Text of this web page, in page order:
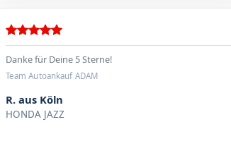
Danke für Deine 5 Sterne!
Team Autoankauf ADAM
R. aus Köln
HONDA JAZZ